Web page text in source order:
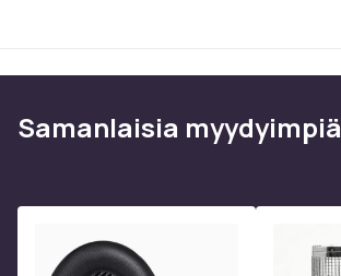
Samanlaisia ​​myydyimpiä